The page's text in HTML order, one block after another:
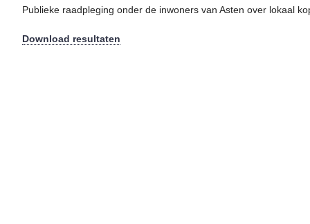
Publieke raadpleging onder de inwoners van Asten over lokaal
Download resultaten